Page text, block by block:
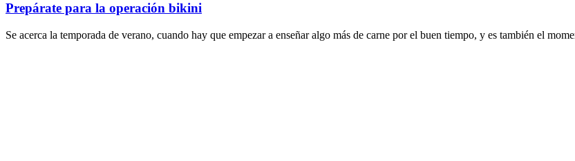
Prepárate para la operación bikini
Se acerca la temporada de verano, cuando hay que empezar a enseñar algo más de carne por el buen tiempo, y es también el